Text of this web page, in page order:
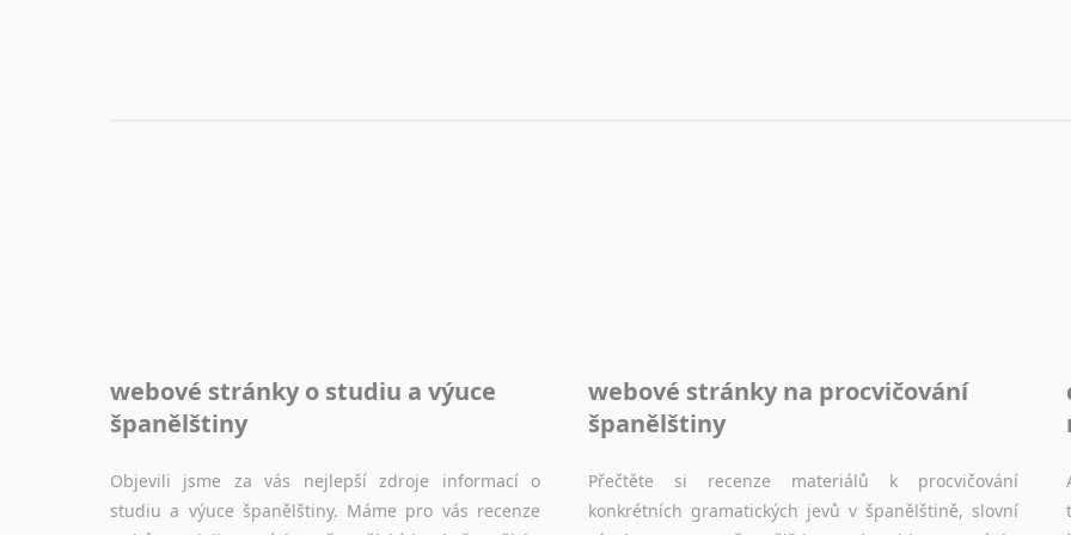
webové stránky o studiu a výuce
španělštiny
Objevili jsme za vás nejlepší zdroje informací o
studiu a výuce španělštiny. Máme pro vás recenze
webové stránky na procvičování
španělštiny
Přečtěte si recenze materiálů k procvičování
konkrétních gramatických jevů v španělštině, slovní